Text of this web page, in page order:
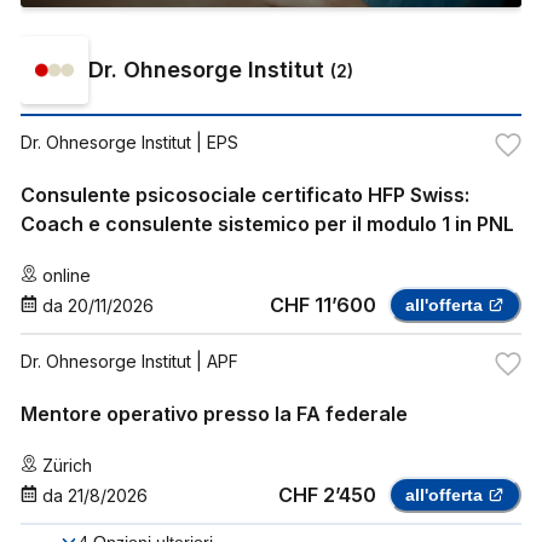
Dr. Ohnesorge Institut (2)
Dr. Ohnesorge Institut | EPS
Consulente psicosociale certificato HFP Swiss:
Coach e consulente sistemico per il modulo 1 in PNL
online
da 20/11/2026 CHF 11’600 all'offerta
Dr. Ohnesorge Institut | APF
Mentore operativo presso la FA federale
Zürich
da 21/8/2026 CHF 2’450 all'offerta